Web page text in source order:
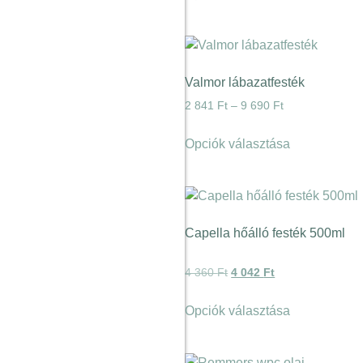
Valmor lábazatfesték
2 841 Ft – 9 690 Ft
Opciók választása
Capella hőálló festék 500ml
4 360Ft 4 042 Ft
Opciók választása